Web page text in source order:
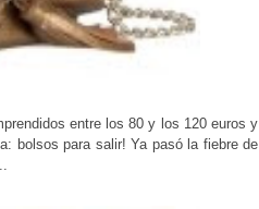
entre los 80 y los 120 euros y
bolsos para salir! Ya pasó la fiebre de